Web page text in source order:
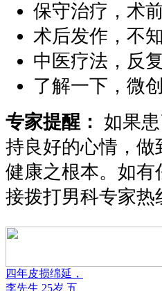
保守治疗，术
术后发作，不
中医疗法，反
了解一下，微
专家提醒： 如果
持良好的心情，
健康之根本。如有
接拨打男科专家热
四年皮损绵延，
李先生 25岁 五